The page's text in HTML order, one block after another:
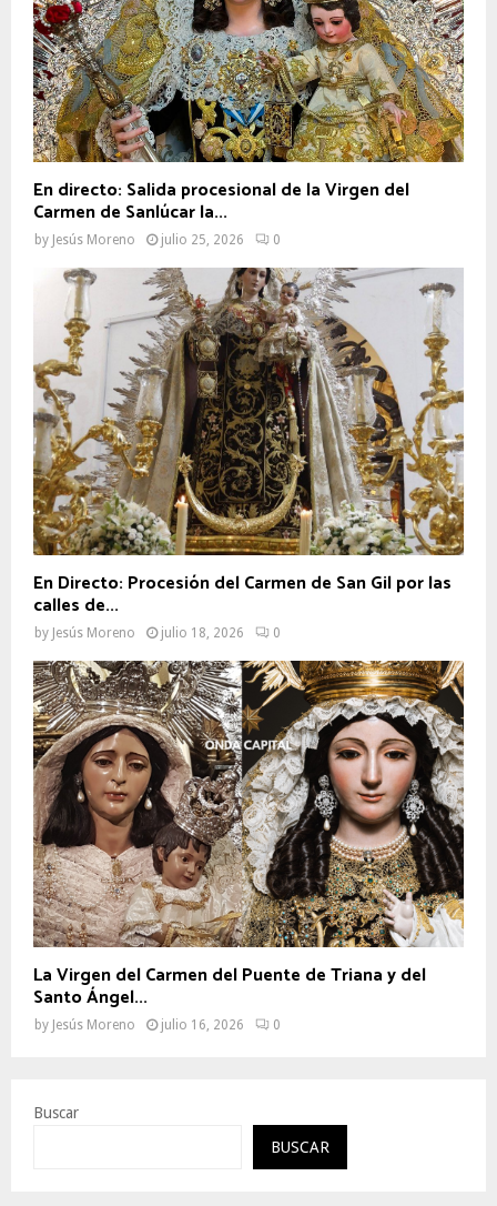
En directo: Salida procesional de la Virgen del
Carmen de Sanlúcar la...
by Jesús Moreno julio 25, 2026 0
En Directo: Procesión del Carmen de San Gil por las
calles de...
by Jesús Moreno julio 18, 2026 0
La Virgen del Carmen del Puente de Triana y del
Santo Ángel...
by Jesús Moreno julio 16, 2026 0
Buscar
BUSCAR